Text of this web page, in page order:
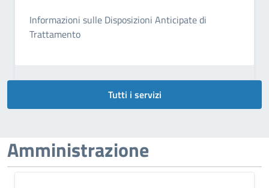
Informazioni sulle Disposizioni Anticipate di
Trattamento
Tutti i servizi
Amministrazione